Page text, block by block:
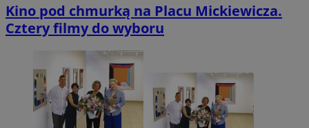
Kino pod chmurką na Placu Mickiewicza.
Cztery filmy do wyboru